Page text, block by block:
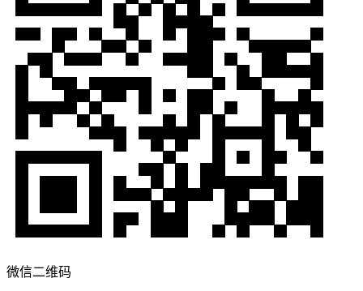
微信二维码